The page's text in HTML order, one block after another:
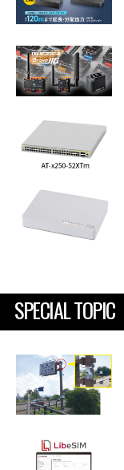
SPECIAL TOPIC